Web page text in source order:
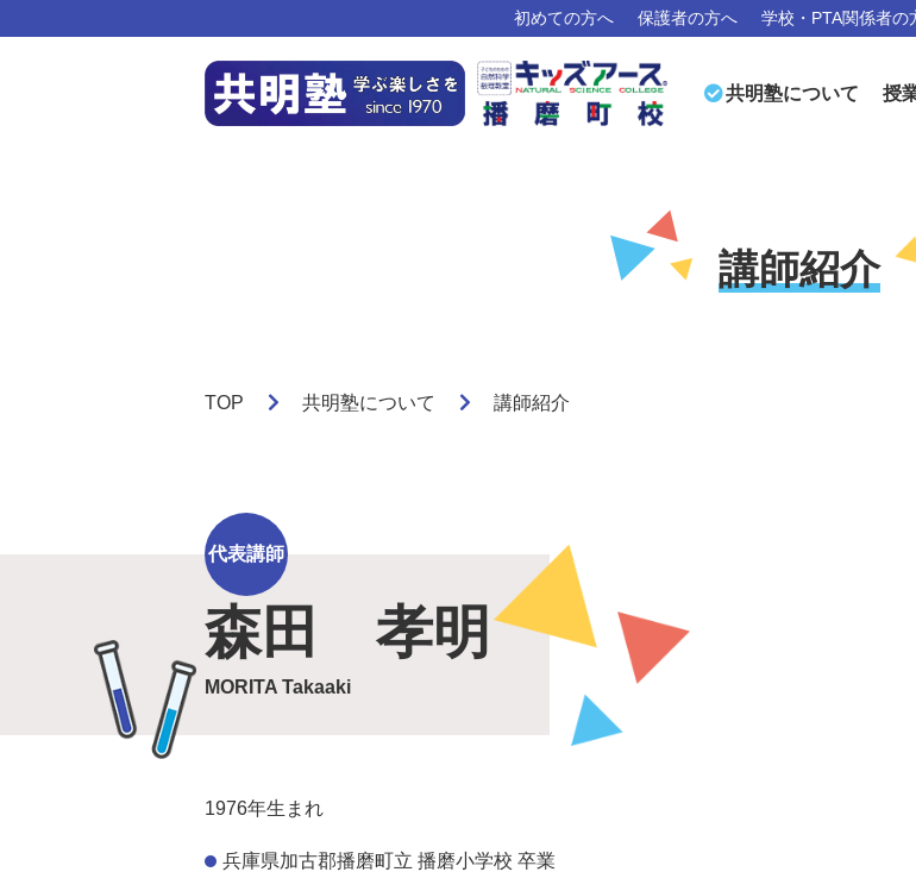
初めての方へ 保護者の方へ 学校・PTA関係者の
共明塾について 授
講師紹介
TOP 共明塾について 講師紹介
代表講師
森田 孝明
MORITA Takaaki
1976年生まれ
兵庫県加古郡播磨町立 播磨小学校 卒業